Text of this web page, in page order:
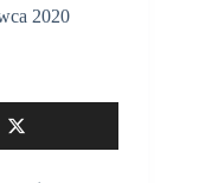
2020